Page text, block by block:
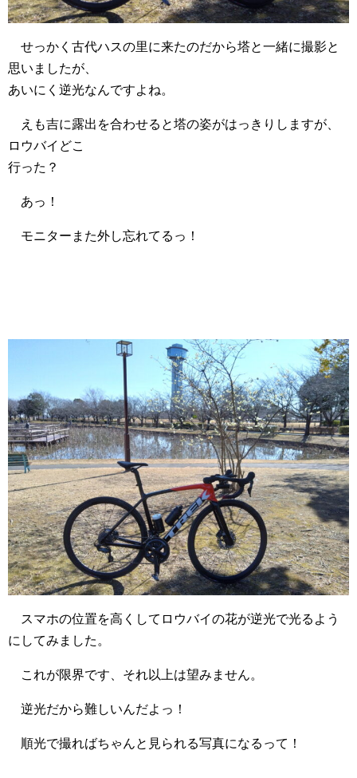
せっかく古代ハスの里に来たのだから塔と一緒に撮影と
思いましたが、
あいにく逆光なんですよね。
えも吉に露出を合わせると塔の姿がはっきりしますが、
ロウバイどこ
行った？
あっ！
モニターまた外し忘れてるっ！
スマホの位置を高くしてロウバイの花が逆光で光るよう
にしてみました。
これが限界です、それ以上は望みません。
逆光だから難しいんだよっ！
順光で撮ればちゃんと見られる写真になるって！